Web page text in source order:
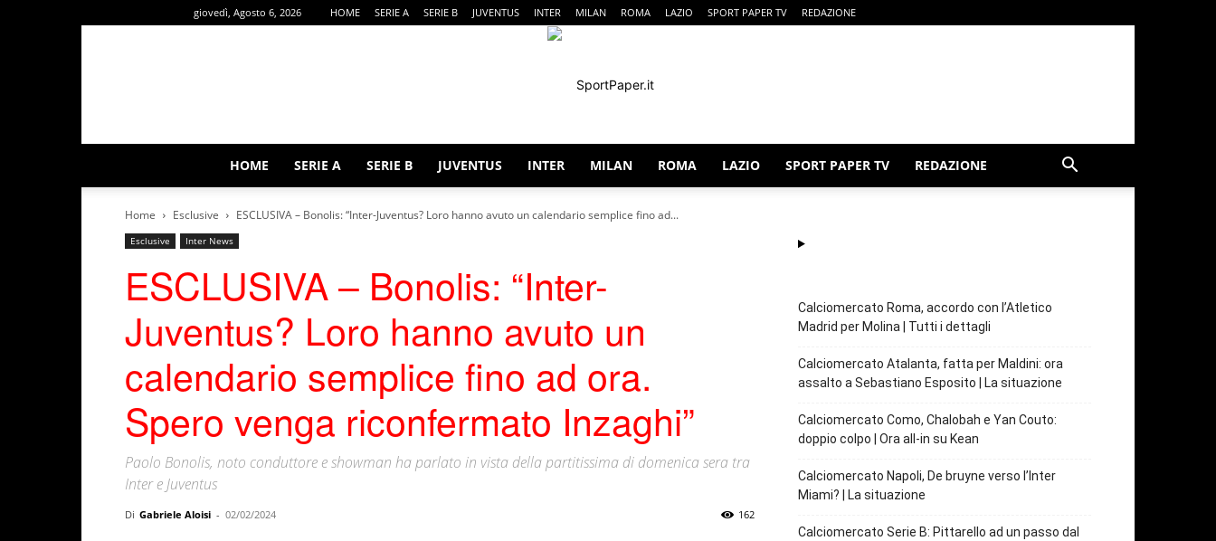
giovedì, Agosto 6, 2026 HOME SERIE A SERIE B JUVENTUS INTER MILAN ROMA LAZIO SPORT PAPER TV REDAZIONE
HOME SERIE A SERIE B JUVENTUS INTER MILAN ROMA LAZIO SPORT PAPER TV REDAZIONE
Home Esclusive ESCLUSIVA – Bonolis: “Inter-Juventus? Loro hanno avuto un calendario semplice fino ad...
Esclusive Inter News
ESCLUSIVA – Bonolis: “Inter-
Juventus? Loro hanno avuto un
calendario semplice fino ad ora.
Spero venga riconfermato Inzaghi”
Paolo Bonolis, noto conduttore e showman ha parlato in vista della partitissima di domenica sera tra
Inter e Juventus
Di Gabriele Aloisi - 02/02/2024 162
Calciomercato Roma, accordo con l’Atletico
Madrid per Molina | Tutti i dettagli
Calciomercato Atalanta, fatta per Maldini: ora
assalto a Sebastiano Esposito | La situazione
Calciomercato Como, Chalobah e Yan Couto:
doppio colpo | Ora all-in su Kean
Calciomercato Napoli, De bruyne verso l’Inter
Miami? | La situazione
Calciomercato Serie B: Pittarello ad un passo dal